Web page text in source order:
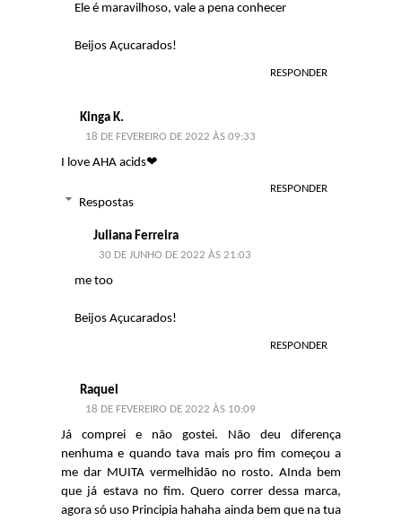
Ele é maravilhoso, vale a pena conhecer
Beijos Açucarados!
RESPONDER
Kinga K.
18 DE FEVEREIRO DE 2022 ÀS 09:33
I love AHA acids❤
RESPONDER
Respostas
Juliana Ferreira
30 DE JUNHO DE 2022 ÀS 21:03
me too
Beijos Açucarados!
RESPONDER
Raquel
18 DE FEVEREIRO DE 2022 ÀS 10:09
Já comprei e não gostei. Não deu diferença
nenhuma e quando tava mais pro fim começou a
me dar MUITA vermelhidão no rosto. AInda bem
que já estava no fim. Quero correr dessa marca,
agora só uso Principia hahaha ainda bem que na tua